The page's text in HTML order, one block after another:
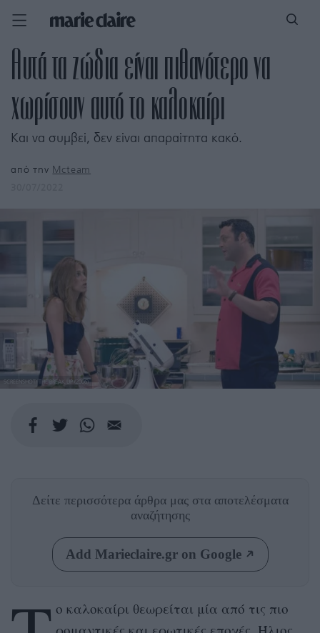
Αυτά τα ζώδια είναι πιθανότερο να
χωρίσουν αυτό το καλοκαίρι
Και να συμβεί, δεν είναι απαραίτητα κακό.
από την Mcteam
SCREENSHOT/ THE BREAK UP (2006)
Δείτε περισσότερα άρθρα μας στα αποτελέσματα
αναζήτησης
Add Marieclaire.gr on Google
ο καλοκαίρι θεωρείται μία από τις πιο